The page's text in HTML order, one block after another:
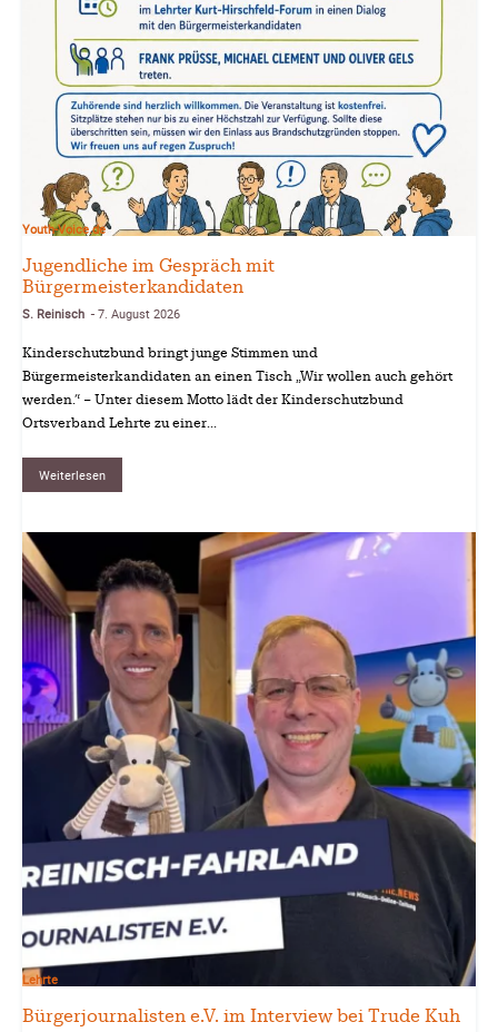
Youth-Voice.de
Jugendliche im Gespräch mit
Bürgermeisterkandidaten
S. Reinisch - 7. August 2026
Kinderschutzbund bringt junge Stimmen und
Bürgermeisterkandidaten an einen Tisch „Wir wollen auch gehört
werden.“ – Unter diesem Motto lädt der Kinderschutzbund
Ortsverband Lehrte zu einer...
Weiterlesen
Lehrte
Bürgerjournalisten e.V. im Interview bei Trude Kuh